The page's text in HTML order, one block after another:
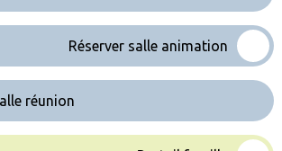
Réserver salle animation
réunion